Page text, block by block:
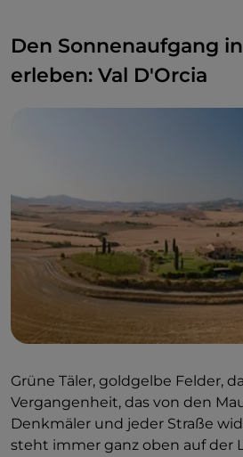
Den Sonnenaufgang
erleben: Val D'Orcia
Grüne Täler, goldgelbe Felder,
Vergangenheit, das von den
Denkmäler und jeder Straße
steht immer ganz oben auf der